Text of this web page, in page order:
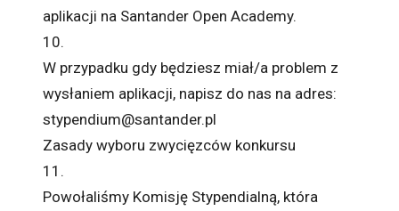
aplikacji na Santander Open Academy.
10.
W przypadku gdy będziesz miał/a problem z
wysłaniem aplikacji, napisz do nas na adres:
stypendium@santander.pl
Zasady wyboru zwycięzców konkursu
11.
Powołaliśmy Komisję Stypendialną, która